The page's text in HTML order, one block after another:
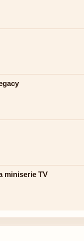
miniserie TV